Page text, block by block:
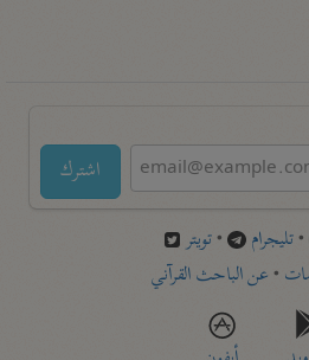
اشترك
•تليجرام •تويتر
•عن الباحث القرآني